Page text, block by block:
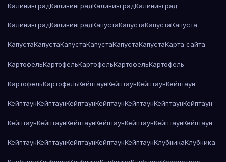
КалининградКалининградКалининградКалининград
КалининградКалининградКапустаКапустаКапустаКапуста
КапустаКапустаКапустаКапустаКапустаКапустаКарта сайта
КартофельКартофельКартофельКартофельКартофель
КартофельКартофельКейптаунКейптаунКейптаунКейптаун
КейптаунКейптаунКейптаунКейптаунКейптаунКейптаунКейптаун
КейптаунКейптаунКейптаунКейптаунКейптаунКейптаунКейптаун
КейптаунКейптаунКейптаунКейптаунКейптаунКлубникаКлубника